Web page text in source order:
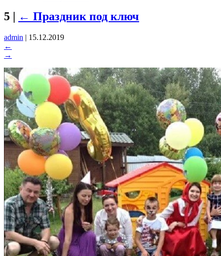
5 | ← Праздник под ключ
admin | 15.12.2019
←
→